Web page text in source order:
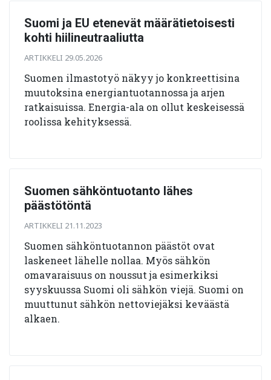
Suomi ja EU etenevät määrätietoisesti
kohti hiilineutraaliutta
ARTIKKELI 29.05.2026
Suomen ilmastotyö näkyy jo konkreettisina
muutoksina energiantuotannossa ja arjen
ratkaisuissa. Energia-ala on ollut keskeisessä
roolissa kehityksessä.
Suomen sähköntuotanto lähes
päästötöntä
ARTIKKELI 21.11.2023
Suomen sähköntuotannon päästöt ovat
laskeneet lähelle nollaa. Myös sähkön
omavaraisuus on noussut ja esimerkiksi
syyskuussa Suomi oli sähkön viejä. Suomi on
muuttunut sähkön nettoviejäksi keväästä
alkaen.